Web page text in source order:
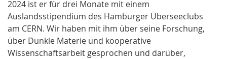
2024 ist er für drei Monate mit einem
Auslandsstipendium des Hamburger Überseeclubs
am CERN. Wir haben mit ihm über seine Forschung,
über Dunkle Materie und kooperative
Wissenschaftsarbeit gesprochen und darüber,